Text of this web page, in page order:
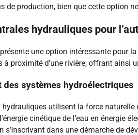
de production, bien que cette option
hydrauliques pour
une option intéressante pour
à proximité d’une rivière, offrant ainsi
des systèmes hydroélectriques
utilisent la force naturelle
cinétique de l’eau en énergie
s’inscrivant dans une démarche de